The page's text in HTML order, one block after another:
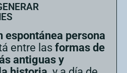
espontánea persona
entre lasformas de
antiguas y